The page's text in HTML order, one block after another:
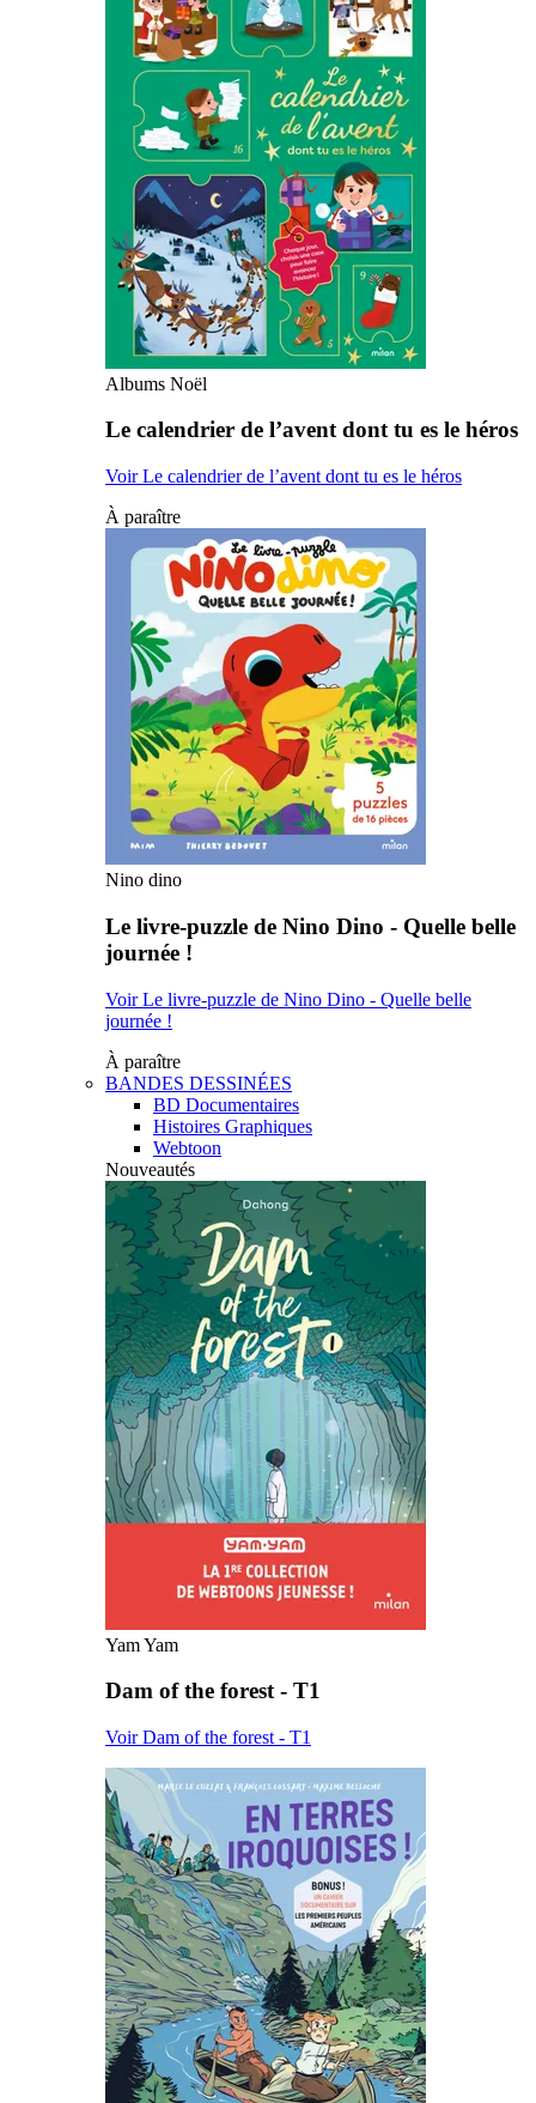
Albums Noël
Le calendrier de l’avent dont tu es le héros
Voir Le calendrier de l’avent dont tu es le héros
À paraître
Nino dino
Le livre-puzzle de Nino Dino - Quelle belle
journée !
Voir Le livre-puzzle de Nino Dino - Quelle belle
journée !
À paraître
BANDES DESSINÉES
BD Documentaires
Histoires Graphiques
Webtoon
Nouveautés
Yam Yam
Dam of the forest - T1
Voir Dam of the forest - T1